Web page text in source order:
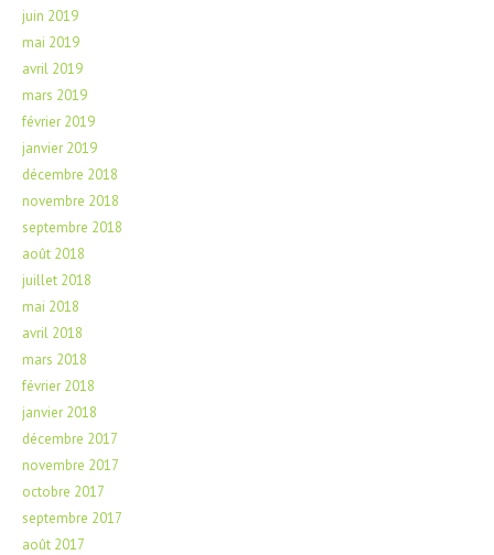
juin 2019
mai 2019
avril 2019
mars 2019
février 2019
janvier 2019
décembre 2018
novembre 2018
septembre 2018
août 2018
juillet 2018
mai 2018
avril 2018
mars 2018
février 2018
janvier 2018
décembre 2017
novembre 2017
octobre 2017
septembre 2017
août 2017